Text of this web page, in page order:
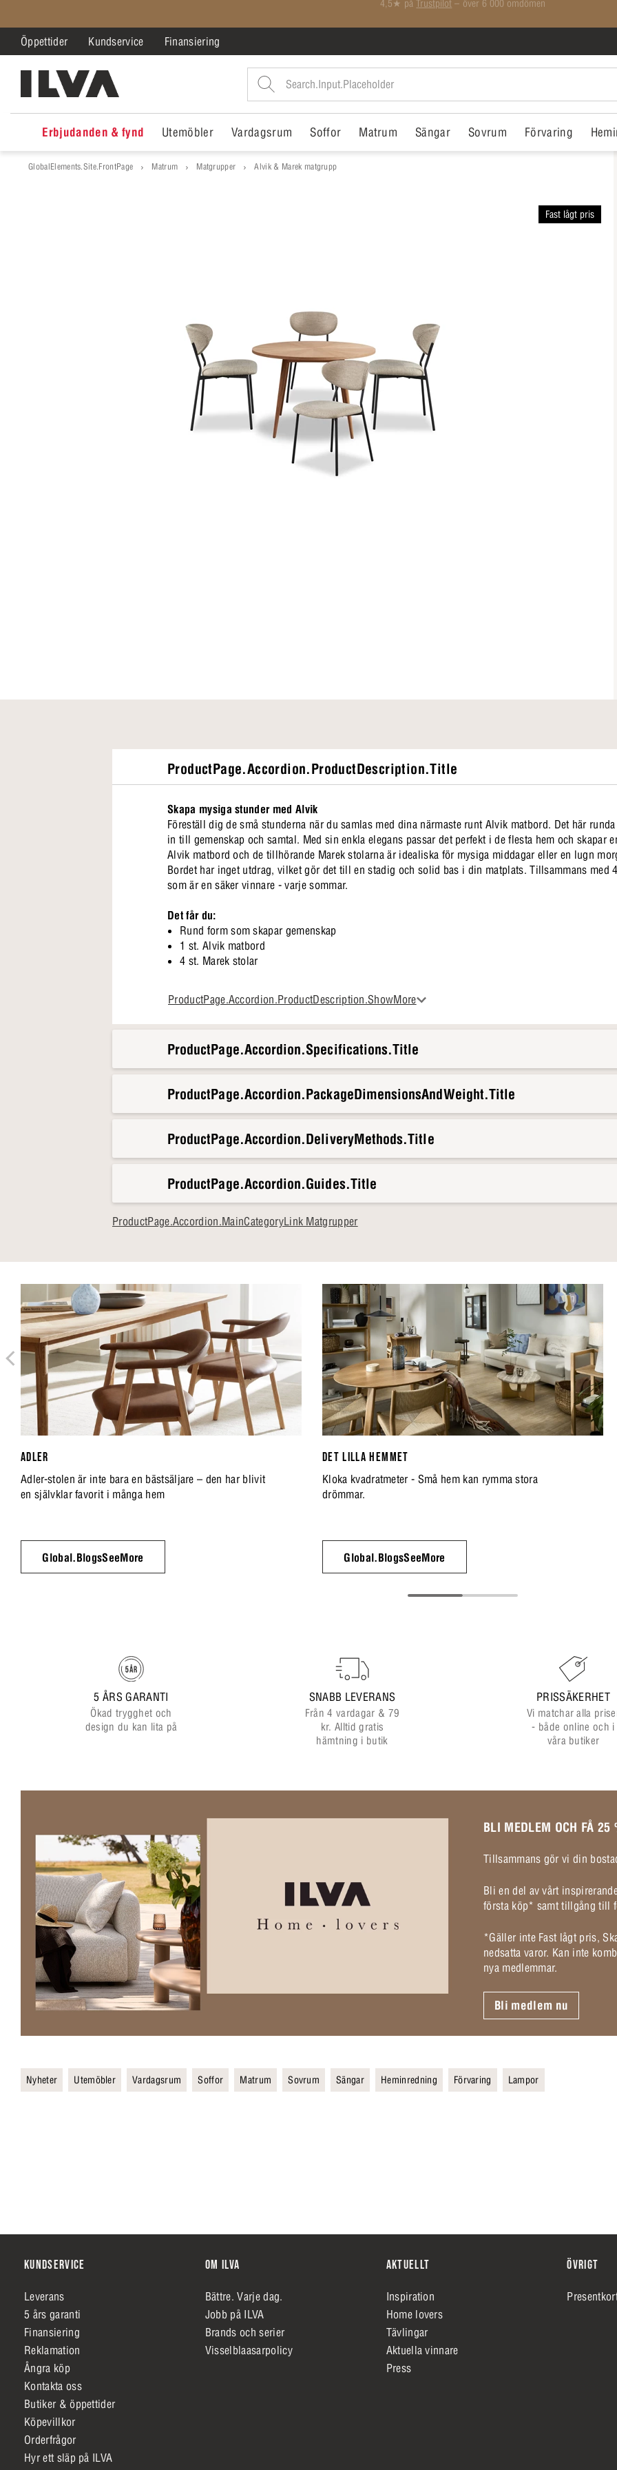
Öppettider Kundservice Finansiering
Erbjudanden & fynd Utemöbler Vardagsrum Soffor Matrum Sängar Sovrum Förvaring
GlobalElements.Site.FrontPage Matrum Matgrupper Alvik & Marek matgrupp
Fast lågt pris
ProductPage.Accordion.ProductDescription.Title
Skapa mysiga stunder med Alvik
Föreställ dig de små stunderna när du samlas med dina närmaste runt Alvik matbord. Det här
in till gemenskap och samtal. Med sin enkla elegans passar det perfekt i de flesta hem och skapar
Alvik matbord och de tillhörande Marek stolarna är idealiska för mysiga middagar eller en lugn
Bordet har inget utdrag, vilket gör det till en stadig och solid bas i din matplats. Tillsammans med
som är en säker vinnare - varje sommar.
Det får du:
Rund form som skapar gemenskap
1 st. Alvik matbord
4 st. Marek stolar
Det är här du kan njuta av en stilla stund med en bra bok eller samla vännerna för ett brädspel.
och inbjudande känsla som gör vardagens stunder lite mer speciella.
ProductPage.Accordion.ProductDescription.ShowMore
ProductPage.Accordion.Specifications.Title
ProductPage.Accordion.PackageDimensionsAndWeight.Title
ProductPage.Accordion.DeliveryMethods.Title
ProductPage.Accordion.Guides.Title
ProductPage.Accordion.MainCategoryLink Matgrupper
ADLER
Adler-stolen är inte bara en bästsäljare – den har blivit
en självklar favorit i många hem
Global.BlogsSeeMore
DET LILLA HEMMET
Kloka kvadratmeter - Små hem kan rymma stora
drömmar.
Global.BlogsSeeMore
5 ÅRS GARANTI
Ökad trygghet och
design du kan lita på
SNABB LEVERANS
Från 4 vardagar & 79
kr. Alltid gratis
hämtning i butik
PRISSÄKERHET
Vi matchar alla
- både online och i
våra butiker
BLI MEDLEM OCH FÅ 25
Tillsammans gör vi din
Bli en del av vårt
första köp* samt tillgång till
*Gäller inte Fast lågt pris,
nedsatta varor. Kan inte
nya medlemmar.
Bli medlem nu
Nyheter Utemöbler Vardagsrum Soffor Matrum Sovrum Sängar Heminredning Förvaring Lampor
KUNDSERVICE
Leverans
5 års garanti
Finansiering
Reklamation
Ångra köp
Kontakta oss
Butiker & öppettider
Köpevillkor
Orderfrågor
Hyr ett släp på ILVA
OM ILVA
Bättre. Varje dag.
Jobb på ILVA
Brands och serier
Visselblaasarpolicy
AKTUELLT
Inspiration
Home lovers
Tävlingar
Aktuella vinnare
Press
ÖVRIGT